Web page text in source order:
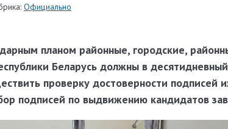
Официально
планом районные, городские,
Беларусь должны в
проверку достоверности подписей
подписей по выдвижению кандидатов